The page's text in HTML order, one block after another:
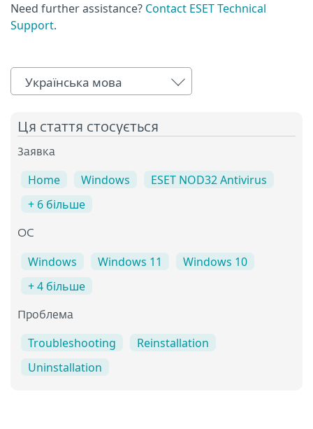
Need further assistance? Contact ESET Technical
Support.
Українська мова
Ця стаття стосується
Заявка
Home Windows
ESET NOD32 Antivirus
+ 6 більше
ОС
Windows Windows 11
Windows 10
+ 4 більше
Проблема
Troubleshooting
Reinstallation
Uninstallation